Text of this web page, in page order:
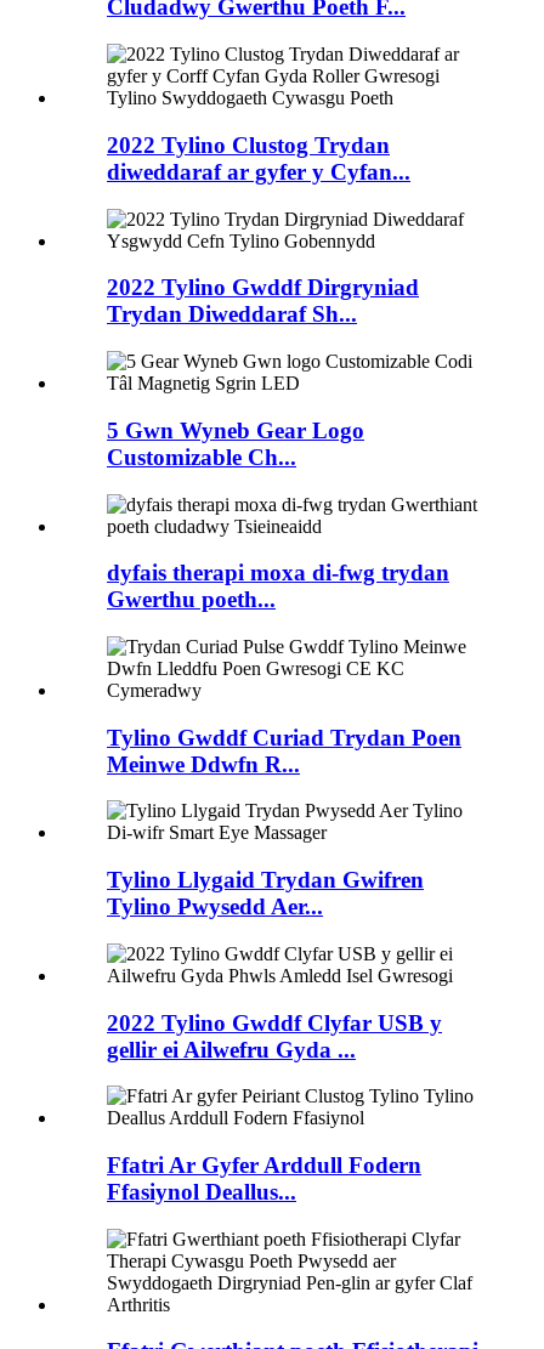
Cludadwy Gwerthu Poeth F...
2022 Tylino Clustog Trydan
diweddaraf ar gyfer y Cyfan...
2022 Tylino Gwddf Dirgryniad
Trydan Diweddaraf Sh...
5 Gwn Wyneb Gear Logo
Customizable Ch...
dyfais therapi moxa di-fwg trydan
Gwerthu poeth...
Tylino Gwddf Curiad Trydan Poen
Meinwe Ddwfn R...
Tylino Llygaid Trydan Gwifren
Tylino Pwysedd Aer...
2022 Tylino Gwddf Clyfar USB y
gellir ei Ailwefru Gyda ...
Ffatri Ar Gyfer Arddull Fodern
Ffasiynol Deallus...